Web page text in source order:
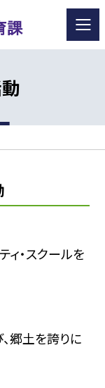
ィ・スクールを
郷土を誇りに